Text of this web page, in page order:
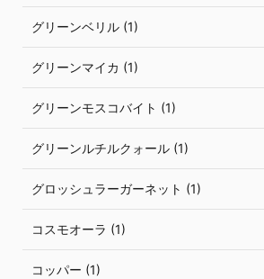
グリーンベリル (1)
グリーンマイカ (1)
グリーンモスコバイト (1)
グリーンルチルクォール (1)
グロッシュラーガーネット (1)
コスモオーラ (1)
コッパー (1)